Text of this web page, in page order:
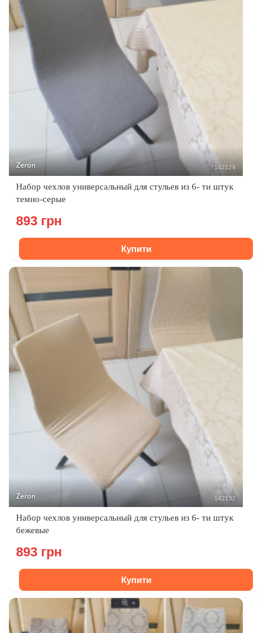
Zeron 142129
Набор чехлов универсальный для стульев из 6- ти штук
темно-серые
893 грн
Купити
Zeron 142132
Набор чехлов универсальный для стульев из 6- ти штук
бежевые
893 грн
Купити